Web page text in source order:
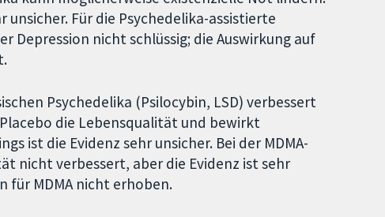
Für die Psychedelika-assistierte
Depression nicht schlüssig; die Auswirkung auf
Psychedelika (Psilocybin, LSD) verbessert
die Lebensqualität und bewirkt
ist die Evidenz sehr unsicher. Bei der MDMA-
nicht verbessert, aber die Evidenz ist sehr
für MDMA nicht erhoben.